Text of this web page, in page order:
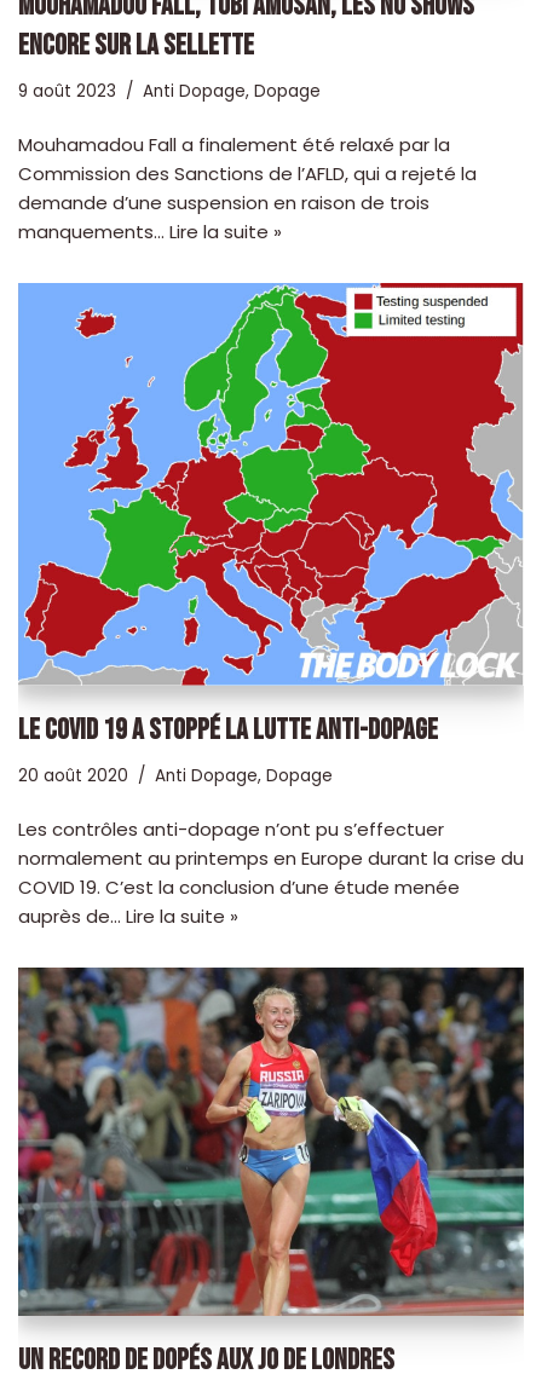
ENCORE SUR LA SELLETTE
9 août 2023 Anti Dopage, Dopage
Mouhamadou Fall a finalement été relaxé par la
Commission des Sanctions de l’AFLD, qui a rejeté la
demande d’une suspension en raison de trois
manquements… Lire la suite »
LE COVID 19 A STOPPÉ LA LUTTE ANTI-DOPAGE
20 août 2020 Anti Dopage, Dopage
Les contrôles anti-dopage n’ont pu s’effectuer
normalement au printemps en Europe durant la crise du
COVID 19. C’est la conclusion d’une étude menée
auprès de… Lire la suite »
UN RECORD DE DOPÉS AUX JO DE LONDRES